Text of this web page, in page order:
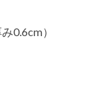
0.6cm）